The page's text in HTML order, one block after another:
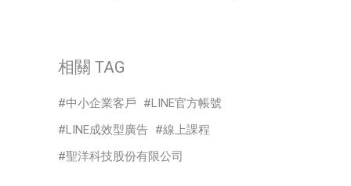
相關 TAG
中小企業客戶
LINE官方帳號
LINE成效型廣告
線上課程
聖洋科技股份有限公司